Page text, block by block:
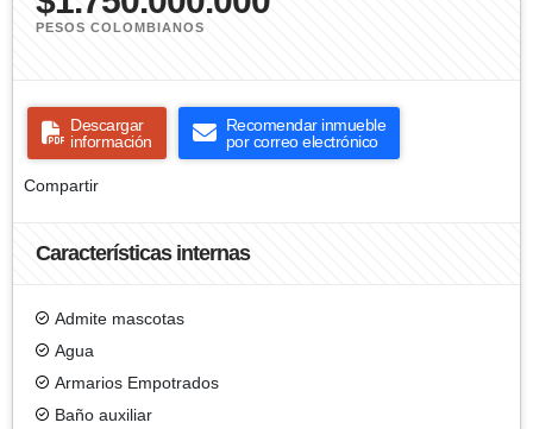
PESOS COLOMBIANOS
Descargar
información
Recomendar inmueble
por correo electrónico
Compartir
Características internas
Admite mascotas
Agua
Armarios Empotrados
Baño auxiliar